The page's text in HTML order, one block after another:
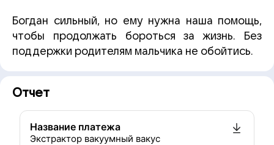
Богдан сильный, но ему нужна наша помощь,
чтобы продолжать бороться за жизнь. Без
поддержки родителям мальчика не обойтись.
Отчет
Название платежа
Экстрактор вакуумный вакус